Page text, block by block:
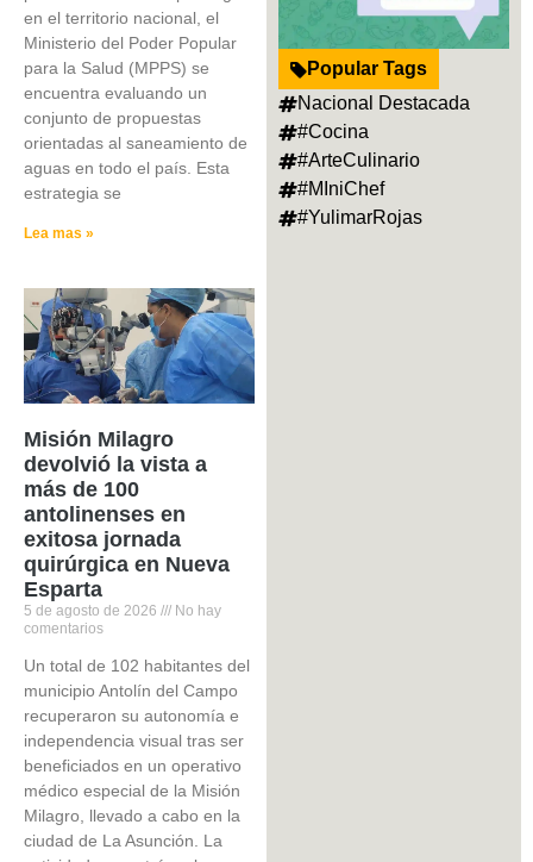
en el territorio nacional, el
Ministerio del Poder Popular
para la Salud (MPPS) se
encuentra evaluando un
conjunto de propuestas
orientadas al saneamiento de
aguas en todo el país. Esta
estrategia se
Lea mas »
Misión Milagro
devolvió la vista a
más de 100
antolinenses en
exitosa jornada
quirúrgica en Nueva
Esparta
5 de agosto de 2026
No hay
comentarios
Un total de 102 habitantes del
municipio Antolín del Campo
recuperaron su autonomía e
independencia visual tras ser
beneficiados en un operativo
médico especial de la Misión
Milagro, llevado a cabo en la
ciudad de La Asunción. La
Popular Tags
Nacional Destacada
#Cocina
#ArteCulinario
#MIniChef
#YulimarRojas